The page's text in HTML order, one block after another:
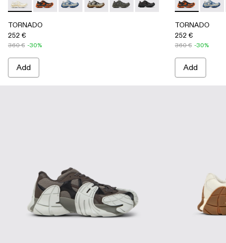
TORNADO - A500043-002 - WHITE
TORNADO - A500043-009 - GRAY-ORANGE
TORNADO - A500043-008 - GRAY-BLUE
TORNADO - A500043-007 - GRAY-
TORNADO - A500043-006 -
TORNADO - A500043-
TORNADO
252 €
360 € -30%
Add
TORNADO -
TORNADO
252 €
360 € -30%
Add